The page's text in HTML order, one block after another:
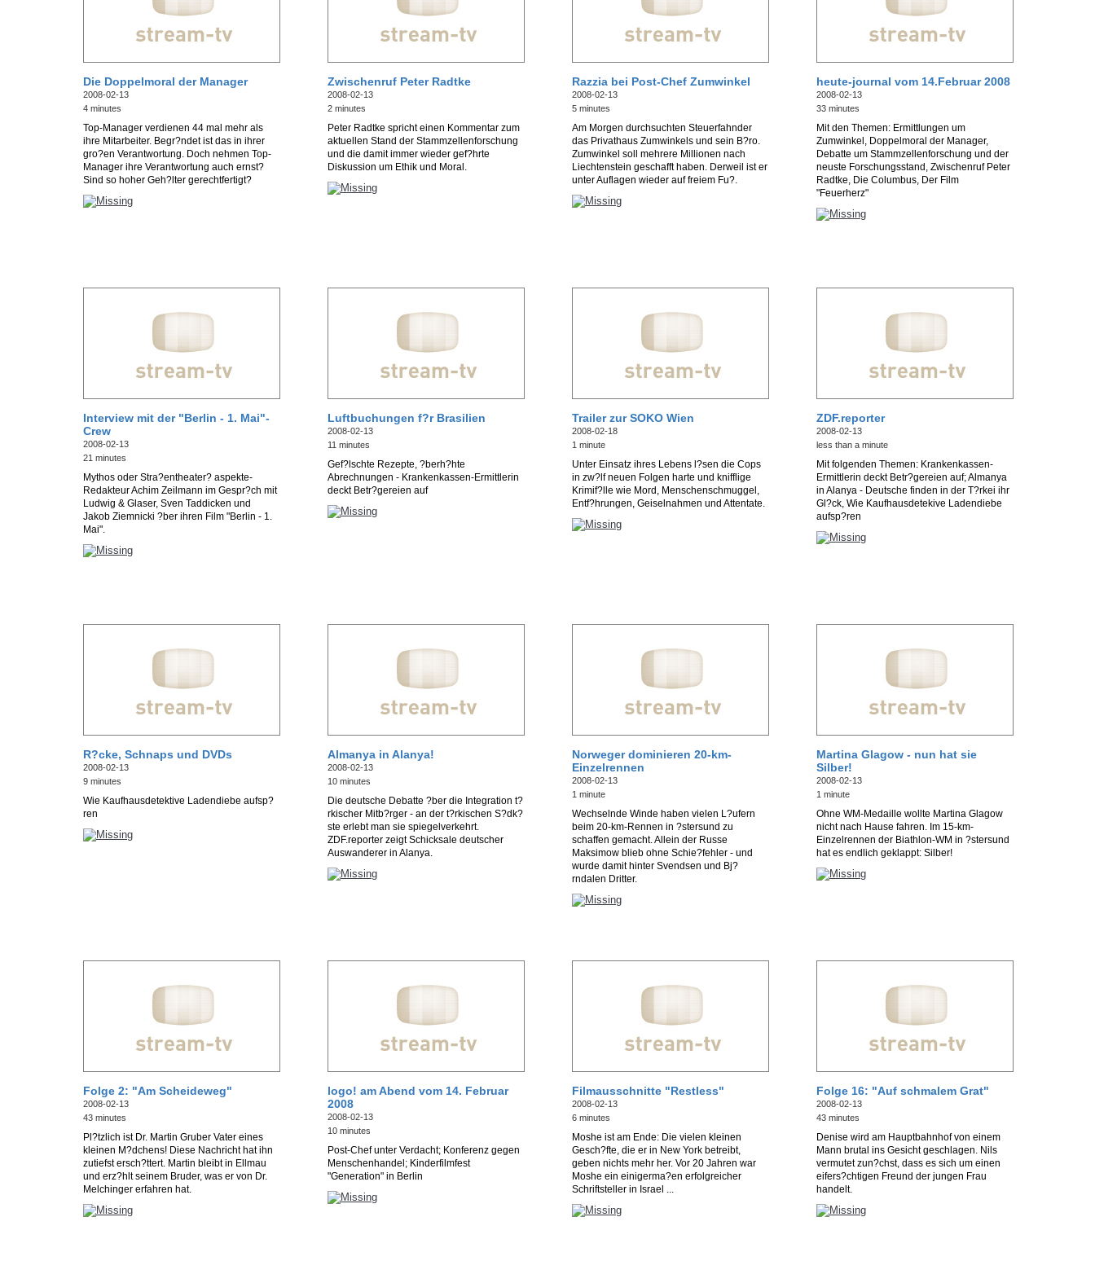
Die Doppelmoral der Manager
2008-02-13
4 minutes
Top-Manager verdienen 44 mal mehr als
ihre Mitarbeiter. Begr?ndet ist das in ihrer
gro?en Verantwortung. Doch nehmen Top-
Manager ihre Verantwortung auch ernst?
Sind so hoher Geh?lter gerechtfertigt?
Zwischenruf Peter Radtke
2008-02-13
2 minutes
Peter Radtke spricht einen Kommentar zum
aktuellen Stand der Stammzellenforschung
und die damit immer wieder gef?hrte
Diskussion um Ethik und Moral.
Razzia bei Post-Chef Zumwinkel
2008-02-13
5 minutes
Am Morgen durchsuchten Steuerfahnder
das Privathaus Zumwinkels und sein B?ro.
Zumwinkel soll mehrere Millionen nach
Liechtenstein geschafft haben. Derweil ist er
unter Auflagen wieder auf freiem Fu?.
heute-journal vom 14.Februar 2008
2008-02-13
33 minutes
Mit den Themen: Ermittlungen um
Zumwinkel, Doppelmoral der Manager,
Debatte um Stammzellenforschung und der
neuste Forschungsstand, Zwischenruf Peter
Radtke, Die Columbus, Der Film
"Feuerherz"
Interview mit der "Berlin - 1. Mai"-
Crew
2008-02-13
21 minutes
Mythos oder Stra?entheater? aspekte-
Redakteur Achim Zeilmann im Gespr?ch mit
Ludwig & Glaser, Sven Taddicken und
Jakob Ziemnicki ?ber ihren Film "Berlin - 1.
Mai".
Luftbuchungen f?r Brasilien
2008-02-13
11 minutes
Gef?lschte Rezepte, ?berh?hte
Abrechnungen - Krankenkassen-Ermittlerin
deckt Betr?gereien auf
Trailer zur SOKO Wien
2008-02-18
1 minute
Unter Einsatz ihres Lebens l?sen die Cops
in zw?lf neuen Folgen harte und knifflige
Krimif?lle wie Mord, Menschenschmuggel,
Entf?hrungen, Geiselnahmen und Attentate.
ZDF.reporter
2008-02-13
less than a minute
Mit folgenden Themen: Krankenkassen-
Ermittlerin deckt Betr?gereien auf; Almanya
in Alanya - Deutsche finden in der T?rkei ihr
Gl?ck, Wie Kaufhausdetekive Ladendiebe
aufsp?ren
R?cke, Schnaps und DVDs
2008-02-13
9 minutes
Wie Kaufhausdetektive Ladendiebe aufsp?
ren
Almanya in Alanya!
2008-02-13
10 minutes
Die deutsche Debatte ?ber die Integration t?
rkischer Mitb?rger - an der t?rkischen S?dk?
ste erlebt man sie spiegelverkehrt.
ZDF.reporter zeigt Schicksale deutscher
Auswanderer in Alanya.
Norweger dominieren 20-km-
Einzelrennen
2008-02-13
1 minute
Wechselnde Winde haben vielen L?ufern
beim 20-km-Rennen in ?stersund zu
schaffen gemacht. Allein der Russe
Maksimow blieb ohne Schie?fehler - und
wurde damit hinter Svendsen und Bj?
rndalen Dritter.
Martina Glagow - nun hat sie
Silber!
2008-02-13
1 minute
Ohne WM-Medaille wollte Martina Glagow
nicht nach Hause fahren. Im 15-km-
Einzelrennen der Biathlon-WM in ?stersund
hat es endlich geklappt: Silber!
Folge 2: "Am Scheideweg"
2008-02-13
43 minutes
Pl?tzlich ist Dr. Martin Gruber Vater eines
kleinen M?dchens! Diese Nachricht hat ihn
zutiefst ersch?ttert. Martin bleibt in Ellmau
und erz?hlt seinem Bruder, was er von Dr.
Melchinger erfahren hat.
logo! am Abend vom 14. Februar
2008
2008-02-13
10 minutes
Post-Chef unter Verdacht; Konferenz gegen
Menschenhandel; Kinderfilmfest
"Generation" in Berlin
Filmausschnitte "Restless"
2008-02-13
6 minutes
Moshe ist am Ende: Die vielen kleinen
Gesch?fte, die er in New York betreibt,
geben nichts mehr her. Vor 20 Jahren war
Moshe ein einigerma?en erfolgreicher
Schriftsteller in Israel ...
Folge 16: "Auf schmalem Grat"
2008-02-13
43 minutes
Denise wird am Hauptbahnhof von einem
Mann brutal ins Gesicht geschlagen. Nils
vermutet zun?chst, dass es sich um einen
eifers?chtigen Freund der jungen Frau
handelt.